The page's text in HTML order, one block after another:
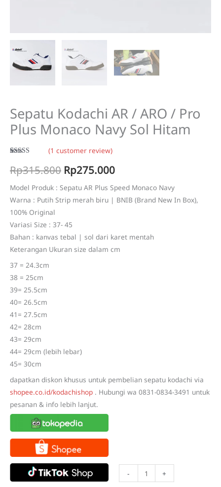
Sepatu Kodachi AR / ARO / Pro
Plus Monaco Navy Sol Hitam
out of 5
based on
rating
(1 customer review)
Rp315.800 Original
price
was:
Rp315.800.
Rp275.000Current
price
is:
Model Produk : Sepatu AR Plus Speed Monaco Navy
Warna : Putih Strip merah biru | BNIB (Brand New In Box),
100% Original
Variasi Size : 37- 45
Bahan : kanvas tebal | sol dari karet mentah
Keterangan Ukuran size dalam cm
37 = 24.3cm
38 = 25cm
39= 25.5cm
40= 26.5cm
41= 27.5cm
42= 28cm
43= 29cm
44= 29cm (lebih lebar)
45= 30cm
dapatkan diskon khusus untuk pembelian sepatu kodachi via
shopee.co.id/kodachishop . Hubungi wa 0831-0834-3491 untuk
pesanan & info lebih lanjut.
-
Kodachi
+